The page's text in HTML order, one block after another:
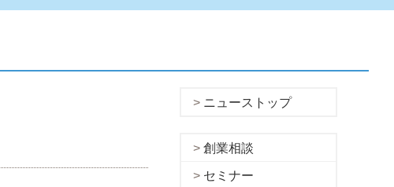
ニューストップ
創業相談
セミナー